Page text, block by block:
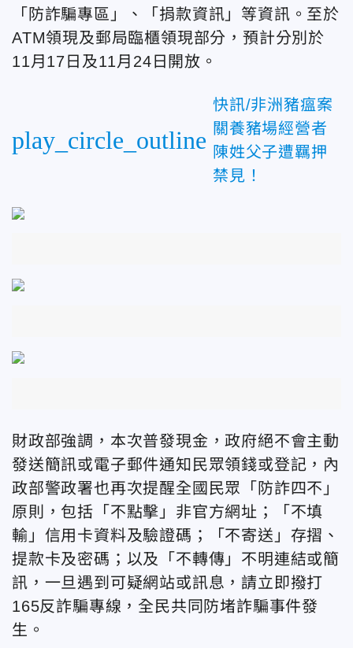
「防詐騙專區」、「捐款資訊」等資訊。至於
ATM領現及郵局臨櫃領現部分，預計分別於
11月17日及11月24日開放。
play_circle_outline
快訊/非洲豬瘟案
關養豬場經營者
陳姓父子遭羈押
禁見！
財政部強調， 本次普發現金，政府絕不會主動
發送簡訊或電子郵件通知民眾領錢或登記，內
政部警政署也再次提醒全國民眾「防詐四不」
原則，包括「不點擊」非官方網址；「不填
輸」信用卡資料及驗證碼；「不寄送」存摺、
提款卡及密碼；以及「不轉傳」不明連結或簡
訊，一旦遇到可疑網站或訊息，請立即撥打
165反詐騙專線，全民共同防堵詐騙事件發
生。